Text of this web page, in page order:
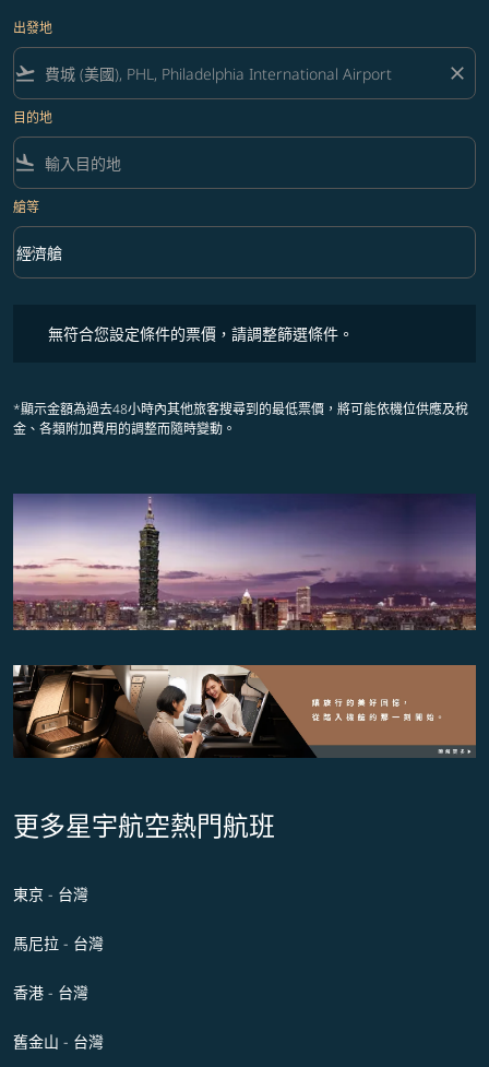
出發地
flight_takeoff close
目的地
flight_land
艙等
艙等 option 經濟艙 Selected
經濟艙
keyboard_arrow_down
無符合您設定條件的票價，請調整篩選條件。
*顯示金額為過去48小時內其他旅客搜尋到的最低票價，將可能依機位供應及稅
金、各類附加費用的調整而隨時變動。
更多星宇航空熱門航班
東京 - 台灣
馬尼拉 - 台灣
香港 - 台灣
舊金山 - 台灣